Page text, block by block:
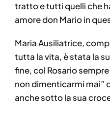
tratto e tutti quelli che
amore don Mario in
Maria Ausiliatrice,
tutta la vita, è stata la
fine, col Rosario
non dimenticarmi mai”
anche sotto la sua